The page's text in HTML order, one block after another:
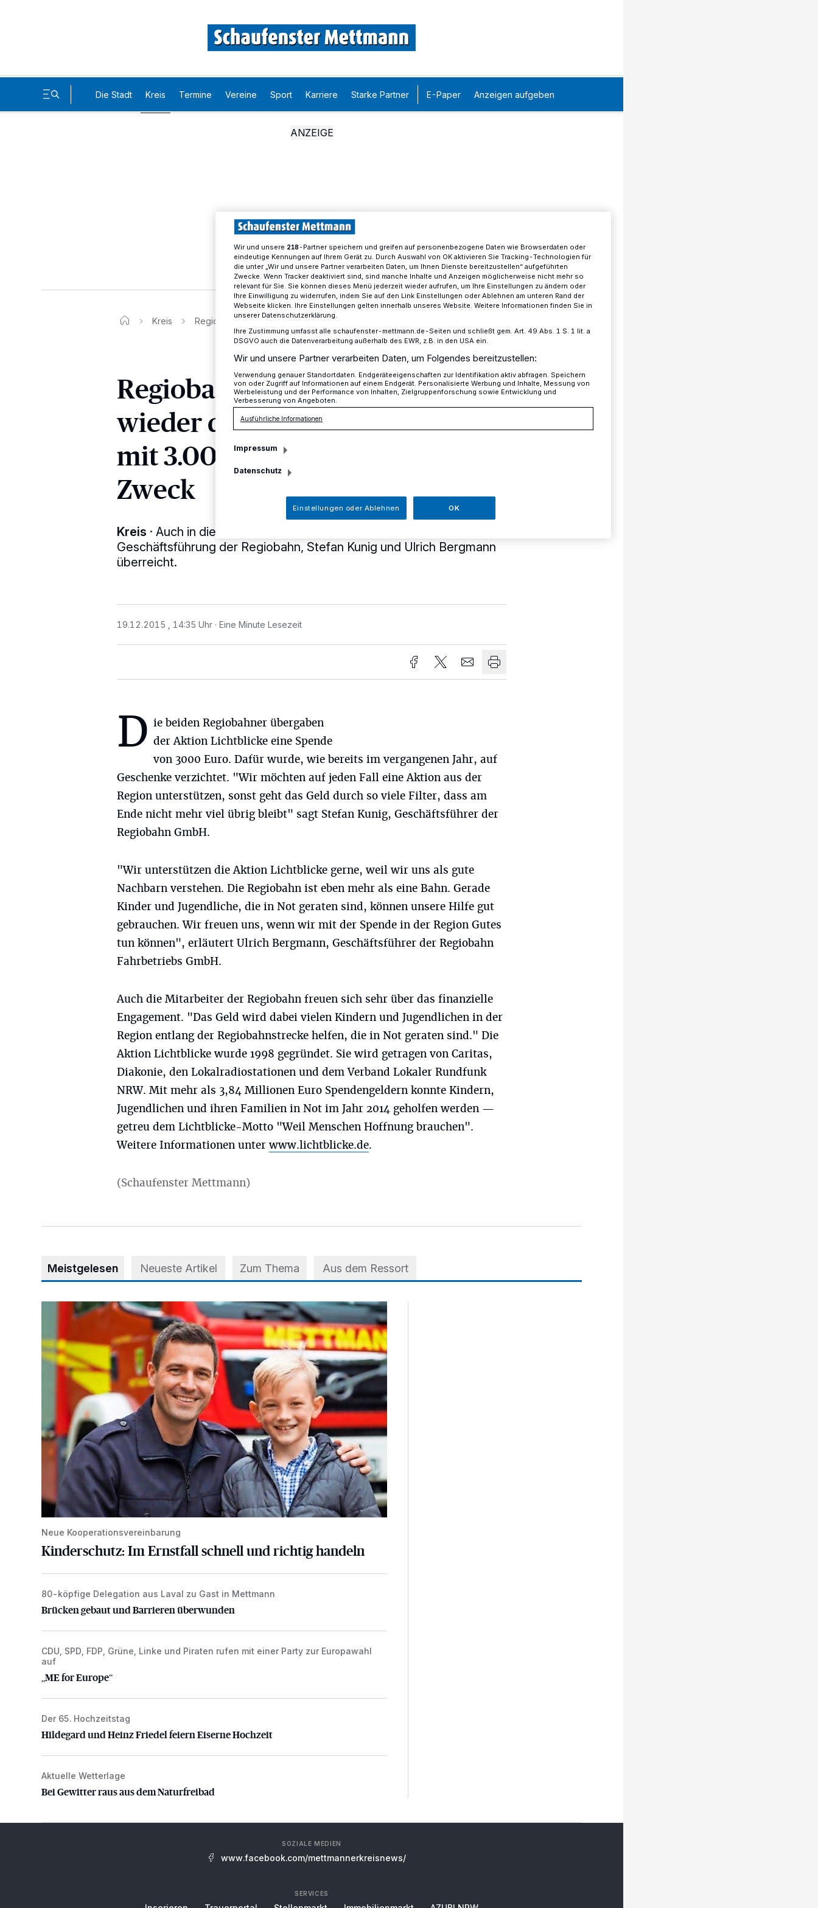
Die Stadt Kreis Termine Vereine Sport Karriere Starke Partner E-Paper Anzeigen aufgeben
Kreis Regiobahner unterstützen wieder die Aktion Lichtblicke mit 3.000 Euro für den guten Zweck
Regiobahner unterstützen
wieder die Aktion Lichtblicke
mit 3.000 Euro für den guten
Zweck
Kreis · Auch in diesem Jahr wurde wieder ein Scheck durch die
Geschäftsführung der Regiobahn, Stefan Kunig und Ulrich Bergmann
überreicht.
19.12.2015 , 14:35 Uhr Eine Minute Lesezeit
D ie beiden Regiobahner übergaben
der Aktion Lichtblicke eine Spende
von 3000 Euro. Dafür wurde, wie bereits im vergangenen Jahr, auf
Geschenke verzichtet. "Wir möchten auf jeden Fall eine Aktion aus der
Region unterstützen, sonst geht das Geld durch so viele Filter, dass am
Ende nicht mehr viel übrig bleibt" sagt Stefan Kunig, Geschäftsführer der
Regiobahn GmbH.
"Wir unterstützen die Aktion Lichtblicke gerne, weil wir uns als gute
Nachbarn verstehen. Die Regiobahn ist eben mehr als eine Bahn. Gerade
Kinder und Jugendliche, die in Not geraten sind, können unsere Hilfe gut
gebrauchen. Wir freuen uns, wenn wir mit der Spende in der Region Gutes
tun können", erläutert Ulrich Bergmann, Geschäftsführer der Regiobahn
Fahrbetriebs GmbH.
Auch die Mitarbeiter der Regiobahn freuen sich sehr über das finanzielle
Engagement. "Das Geld wird dabei vielen Kindern und Jugendlichen in der
Region entlang der Regiobahnstrecke helfen, die in Not geraten sind." Die
Aktion Lichtblicke wurde 1998 gegründet. Sie wird getragen von Caritas,
Diakonie, den Lokalradiostationen und dem Verband Lokaler Rundfunk
NRW. Mit mehr als 3,84 Millionen Euro Spendengeldern konnte Kindern,
Jugendlichen und ihren Familien in Not im Jahr 2014 geholfen werden —
getreu dem Lichtblicke-Motto "Weil Menschen Hoffnung brauchen".
Weitere Informationen unterwww.lichtblicke.de.
(Schaufenster Mettmann)
Meistgelesen Neueste Artikel Zum Thema Aus dem Ressort
Kinderschutz: Im Ernstfall schnell und richtig handeln
Neue Kooperationsvereinbarung
Kinderschutz: Im Ernstfall schnell und richtig handeln
Brücken gebaut und Barrieren überwunden
80-köpfige Delegation aus Laval zu Gast in Mettmann
Brücken gebaut und Barrieren überwunden
„ME for Europe“
CDU, SPD, FDP, Grüne, Linke und Piraten rufen mit einer Party zur Europawahl
auf
„ME for Europe“
Hildegard und Heinz Friedel feiern Eiserne Hochzeit
Der 65. Hochzeitstag
Hildegard und Heinz Friedel feiern Eiserne Hochzeit
Bei Gewitter raus aus dem Naturfreibad
Aktuelle Wetterlage
Bei Gewitter raus aus dem Naturfreibad
SOZIALE MEDIEN
www.facebook.com/mettmannerkreisnews/
SERVICES
Wir und unsere 218-Partner speichern und greifen auf personenbezogene Daten wie Browserdaten oder
eindeutige Kennungen auf Ihrem Gerät zu. Durch Auswahl von OK aktivieren Sie Tracking-Technologien für
die unter „Wir und unsere Partner verarbeiten Daten, um Ihnen Dienste bereitzustellen“ aufgeführten
Zwecke. Wenn Tracker deaktiviert sind, sind manche Inhalte und Anzeigen möglicherweise nicht mehr so
relevant für Sie. Sie können dieses Menü jederzeit wieder aufrufen, um Ihre Einstellungen zu ändern oder
Ihre Einwilligung zu widerrufen, indem Sie auf den Link Einstellungen oder Ablehnen am unteren Rand der
Webseite klicken. Ihre Einstellungen gelten innerhalb unseres Website. Weitere Informationen finden Sie in
unserer Datenschutzerklärung.
Ihre Zustimmung umfasst alle schaufenster-mettmann.de-Seiten und schließt gem. Art. 49 Abs. 1 S. 1 lit. a
DSGVO auch die Datenverarbeitung außerhalb des EWR, z.B. in den USA ein.
Wir und unsere Partner verarbeiten Daten, um Folgendes bereitzustellen:
Verwendung genauer Standortdaten. Endgeräteeigenschaften zur Identifikation aktiv abfragen. Speichern
von oder Zugriff auf Informationen auf einem Endgerät. Personalisierte Werbung und Inhalte, Messung von
Werbeleistung und der Performance von Inhalten, Zielgruppenforschung sowie Entwicklung und
Verbesserung von Angeboten.
Ausführliche Informationen
Impressum
Datenschutz
Einstellungen oder Ablehnen OK